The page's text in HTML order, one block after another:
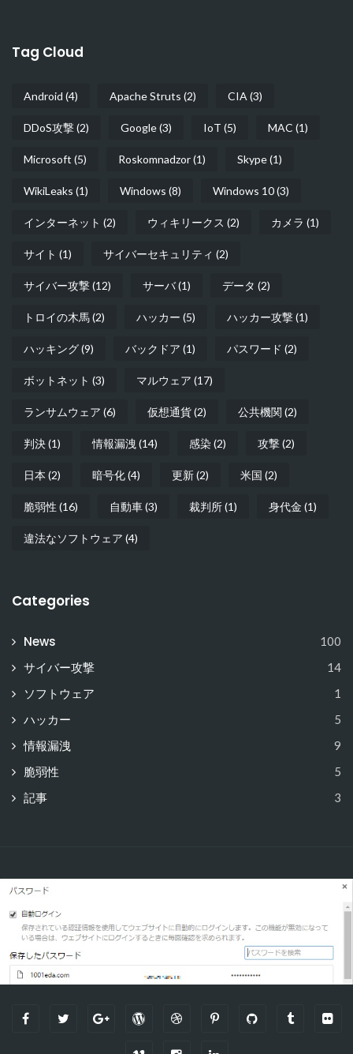
Tag Cloud
Android (4) Apache Struts (2) CIA (3)
DDoS攻撃(2) Google(3) IoT (5) MAC (1)
Microsoft (5) Roskomnadzor(1) Skype(1)
WikiLeaks (1) Windows (8) Windows 10(3)
インターネット (2) ウィキリークス (2) カメラ (1)
サイト (1) サイバーセキュリティ (2)
サイバー攻撃(12) サーバ(1) データ (2)
トロイの木馬(2) ハッカー (5) ハッカー攻撃(1)
ハッキング(9) バックドア (1) パスワード (2)
ボットネット (3) マルウェア (17)
ランサムウェア (6) 仮想通貨(2) 公共機関 (2)
判決(1) 情報漏洩 (14) 感染 (2) 攻撃(2)
日本 (2) 暗号化(4) 更新(2) 米国 (2)
脆弱性 (16) 自動車(3) 裁判所(1) 身代金 (1)
違法なソフトウェア (4)
Categories
News 100
サイバー攻撃 14
ソフトウェア 1
ハッカー 5
情報漏洩 9
脆弱性 5
記事 3